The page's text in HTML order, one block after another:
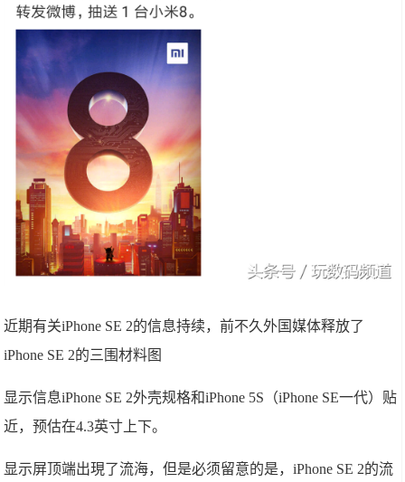
近期有关iPhone SE 2的信息持续，前不久外国媒体释放了
iPhone SE 2的三围材料图
显示信息iPhone SE 2外壳规格和iPhone 5S（iPhone SE一代）贴
近，预估在4.3英寸上下。
显示屏顶端出現了流海，但是必须留意的是，iPhone SE 2的流